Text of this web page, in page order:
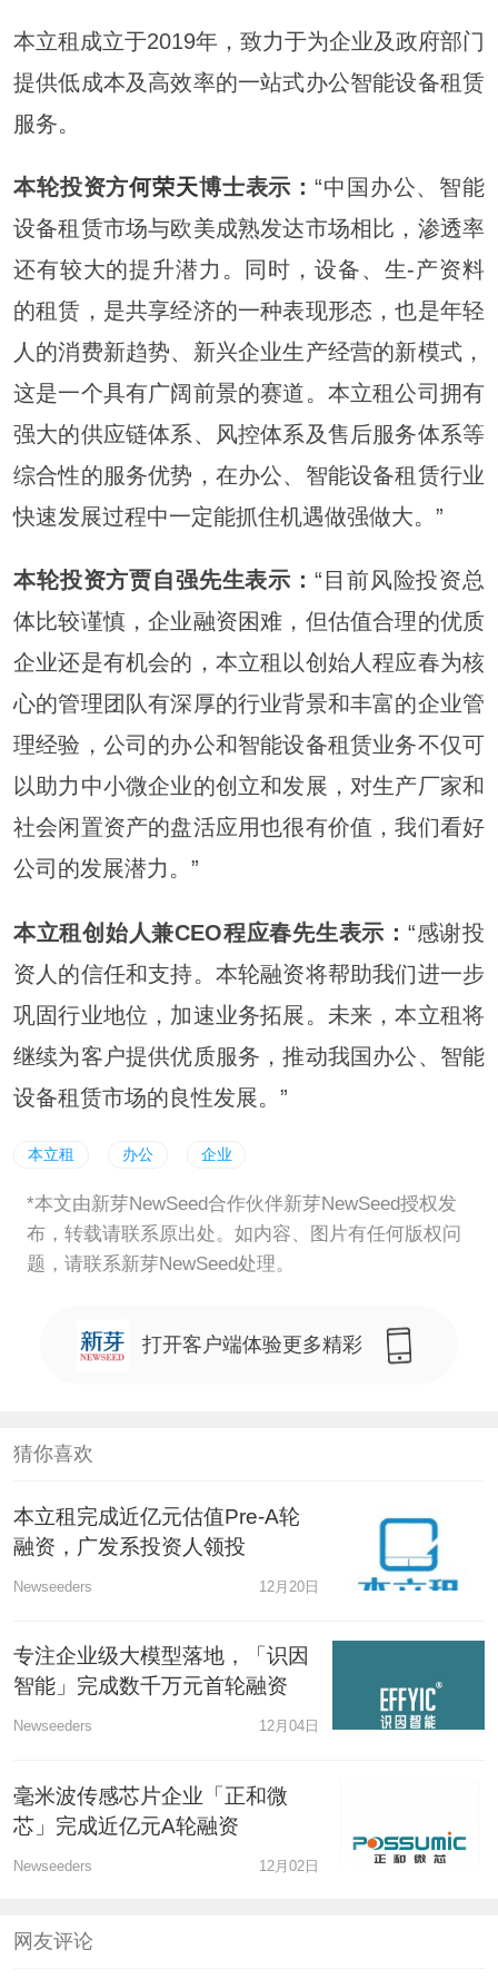
本立租成立于2019年，致力于为企业及政府部门
提供低成本及高效率的一站式办公智能设备租赁
服务。
本轮投资方何荣天博士表示：“中国办公、智能
设备租赁市场与欧美成熟发达市场相比，渗透率
还有较大的提升潜力。同时，设备、生-产资料
的租赁，是共享经济的一种表现形态，也是年轻
人的消费新趋势、新兴企业生产经营的新模式，
这是一个具有广阔前景的赛道。本立租公司拥有
强大的供应链体系、风控体系及售后服务体系等
综合性的服务优势，在办公、智能设备租赁行业
快速发展过程中一定能抓住机遇做强做大。”
本轮投资方贾自强先生表示：“目前风险投资总
体比较谨慎，企业融资困难，但估值合理的优质
企业还是有机会的，本立租以创始人程应春为核
心的管理团队有深厚的行业背景和丰富的企业管
理经验，公司的办公和智能设备租赁业务不仅可
以助力中小微企业的创立和发展，对生产厂家和
社会闲置资产的盘活应用也很有价值，我们看好
公司的发展潜力。”
本立租创始人兼CEO程应春先生表示： “感谢投
资人的信任和支持。本轮融资将帮助我们进一步
巩固行业地位，加速业务拓展。未来，本立租将
继续为客户提供优质服务，推动我国办公、智能
设备租赁市场的良性发展。”
本立租 办公 企业
*本文由新芽NewSeed合作伙伴新芽NewSeed授权发
布，转载请联系原出处。如内容、图片有任何版权问
题，请联系新芽NewSeed处理。
打开客户端体验更多精彩
猜你喜欢
本立租完成近亿元估值Pre-A轮
融资，广发系投资人领投
Newseeders 12月20日
专注企业级大模型落地，「识因
智能」完成数千万元首轮融资
Newseeders 12月04日
毫米波传感芯片企业「正和微
芯」完成近亿元A轮融资
Newseeders 12月02日
网友评论